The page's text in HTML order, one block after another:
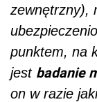
zewnętrzny),
punktem, na
jest badanie
on w razie